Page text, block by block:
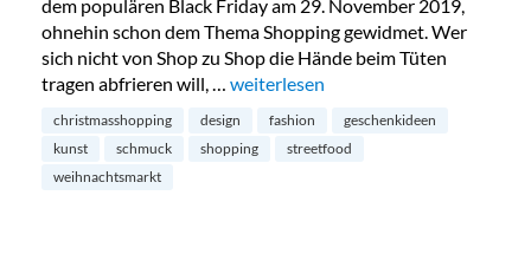
dem populären Black Friday am 29. November 2019,
ohnehin schon dem Thema Shopping gewidmet. Wer
sich nicht von Shop zu Shop die Hände beim Tüten
tragen abfrieren will, … „Weihnachtsrodeo in Kreuzberg“
weiterlesen
christmasshopping design fashion
geschenkideen
kunst
schmuck shopping
streetfood
weihnachtsmarkt